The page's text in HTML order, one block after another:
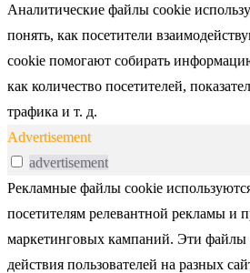
Аналитические файлы cookie
понять, как посетители
cookie помогают собирать
как количество посетителей,
трафика и т. д.
Advertisement
advertisement
Рекламные файлы cookie
посетителям релевантной рекламы и
маркетинговых кампаний. Эти файлы
действия пользователей на разных